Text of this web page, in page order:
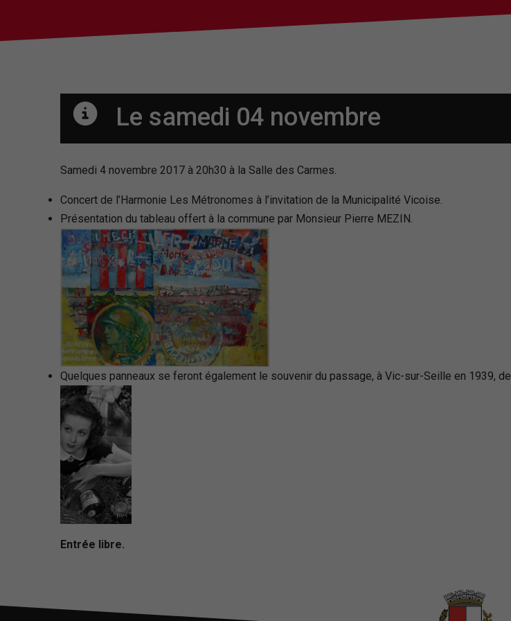
Le samedi 04 novembre
Samedi 4 novembre 2017 à 20h30 à la Salle des Carmes.
Concert de l’Harmonie Les Métronomes à l’invitation de la Municipalité Vicoise.
Présentation du tableau offert à la commune par Monsieur Pierre MEZIN.
Quelques panneaux se feront également le souvenir du passage, à Vic-sur-Seille en 1939,
Entrée libre.